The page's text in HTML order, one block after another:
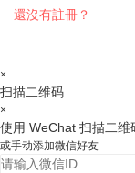
還沒有註冊？
×
扫描二维码
×
使用 WeChat 扫描二维
或手动添加微信好友